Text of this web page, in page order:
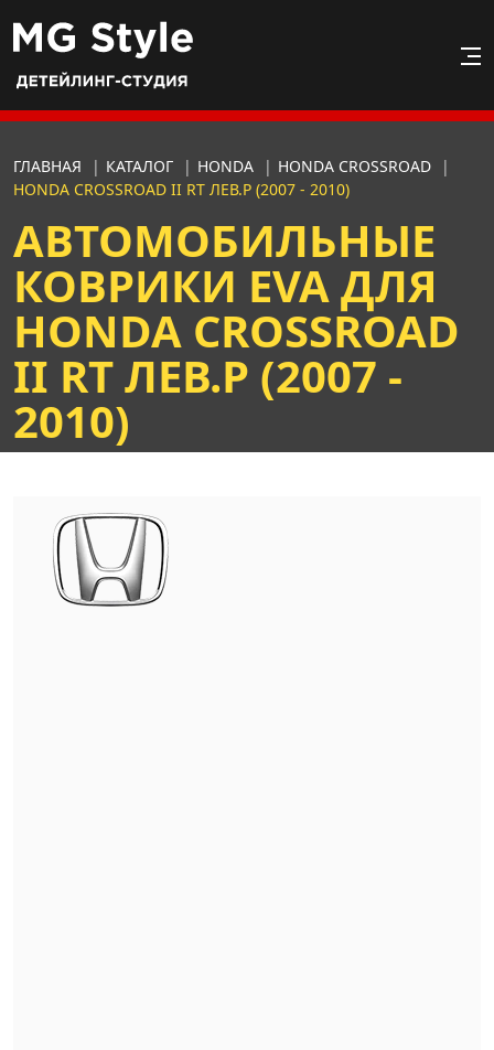
ГЛАВНАЯ | КАТАЛОГ | HONDA | HONDA CROSSROAD
|
HONDA CROSSROAD II RT ЛЕВ.Р (2007 - 2010)
АВТОМОБИЛЬНЫЕ
КОВРИКИ EVA ДЛЯ
HONDA CROSSROAD
II RT ЛЕВ.Р (2007 -
2010)